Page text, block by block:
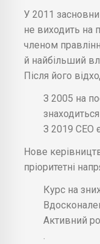
У 2011
не виходить на
членом
й найбільший
Після його
З 2005 на
З 2019 СЕО
Нове
пріоритетні
Курс на
Активний